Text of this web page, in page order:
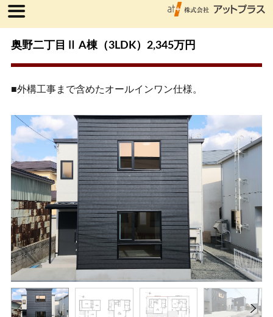
奥野二丁目Ⅱ A棟（3LDK）2,345万円
■外構工事まで含めたオールインワン仕様。